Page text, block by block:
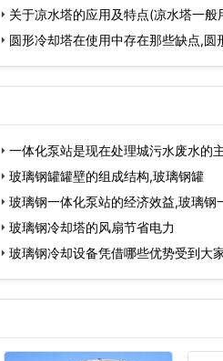
关于凉水塔的应用及特点(凉水塔一
圆形冷却塔在使用中存在那些缺点,
一体化泵站是现在处理城污水废水的
站…玻璃钢罐罐壁的组成结构,玻璃钢罐
玻璃钢一体化泵站的经济效益,玻璃
玻璃钢冷却塔的风扇节省电力
玻璃钢冷却设备凭借哪些优势受到大